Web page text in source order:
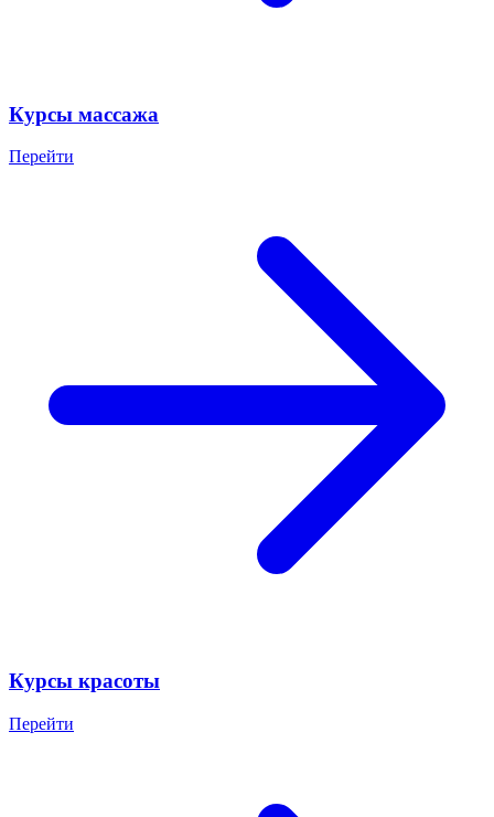
Курсы массажа
Перейти
Курсы красоты
Перейти